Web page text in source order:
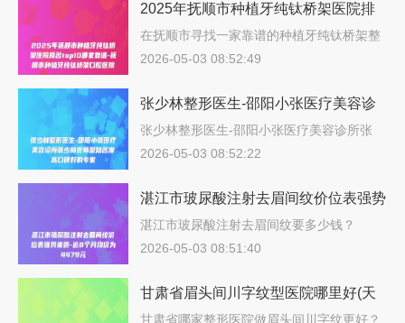
2025年抚顺市种植牙纯钛桥架医院排
名top10哪家靠谱-抚顺市种植牙纯钛桥
架口腔医院
在抚顺市寻找一家靠谱的种植牙纯钛桥架整
形…
2026-05-03 08:52:49
张少林整形医生-邵阳小张医疗美容诊
所张少林医师是知名度高口碑好的专家
张少林整形医生-邵阳小张医疗美容诊所张
少…
2026-05-03 08:52:22
湛江市玻尿酸注射去眉间纹价位表强势
来袭-近8个月均价为4479元
湛江市玻尿酸注射去眉间纹要多少钱？
202…
2026-05-03 08:51:40
甘肃省眉头间川字纹型医院哪里好(天
水市第三人民医院潜力股医生汇聚于
甘肃省哪家整形医院做眉头间川字纹更好？